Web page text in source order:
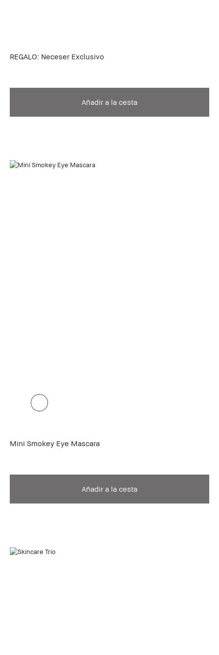
REGALO: Neceser Exclusivo
Añadir a la cesta
Mini Smokey Eye Mascara
Añadir a la cesta